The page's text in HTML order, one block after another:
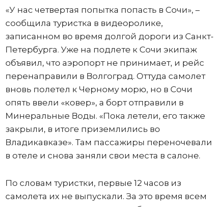
«У нас четвертая попытка попасть в Сочи», –
сообщила туристка в видеоролике,
записанном во время долгой дороги из Санкт-
Петербурга. Уже на подлете к Сочи экипаж
объявил, что аэропорт не принимает, и рейс
перенаправили в Волгоград. Оттуда самолет
вновь полетел к Черному морю, но в Сочи
опять ввели «ковер», а борт отправили в
Минеральные Воды. «Пока летели, его также
закрыли, в итоге приземлились во
Владикавказе». Там пассажиры переночевали
в отеле и снова заняли свои места в салоне.
По словам туристки, первые 12 часов из
самолета их не выпускали. За это время всем